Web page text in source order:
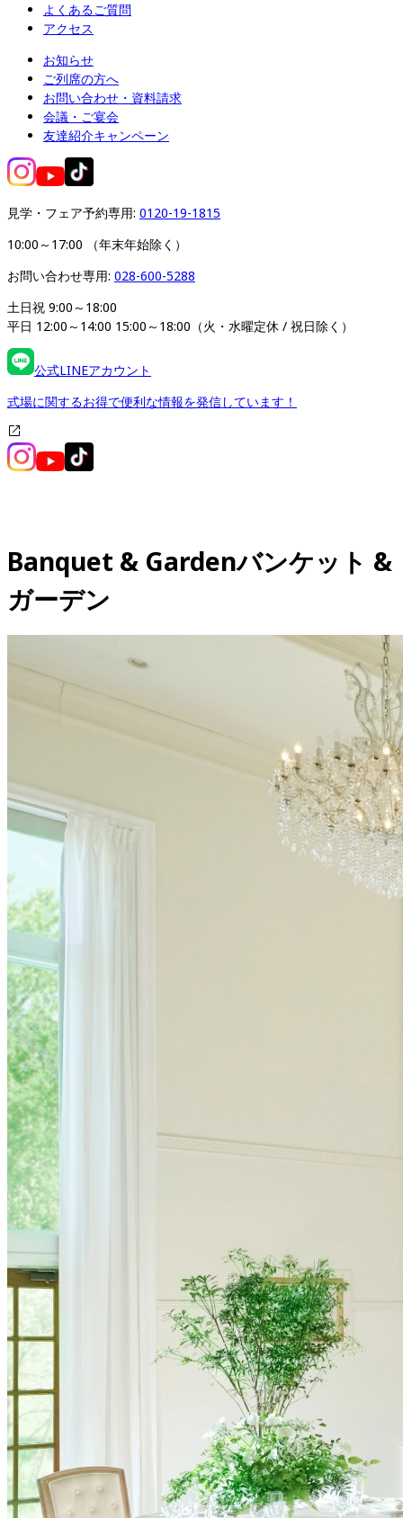
よくあるご質問
アクセス
お知らせ
ご列席の方へ
お問い合わせ・資料請求
会議・ご宴会
友達紹介キャンペーン
見学・フェア予約専用: 0120-19-1815
10:00～17:00 （年末年始除く）
お問い合わせ専用: 028-600-5288
土日祝 9:00～18:00
平日 12:00～14:00 15:00～18:00（火・水曜定休 / 祝日除く）
公式LINEアカウント
式場に関するお得で便利な情報を発信しています！
Banquet & Gardenバンケット &
ガーデン